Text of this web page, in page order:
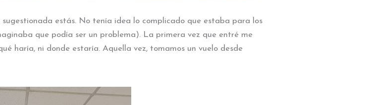
estás. No tenía idea lo complicado que estaba para los
que podía ser un problema). La primera vez que entré me
haría, ni donde estaría. Aquella vez, tomamos un vuelo desde